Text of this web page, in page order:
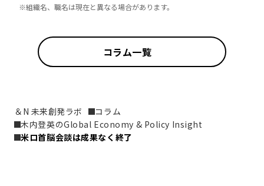
※組織名、職名は現在と異なる場合があります。
コラム一覧
＆N 未来創発ラボ
コラム
木内登英のGlobal Economy & Policy Insight
米ロ首脳会談は成果なく終了